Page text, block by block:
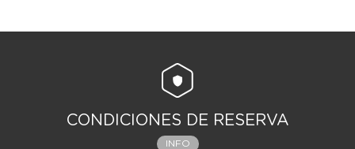
CONDICIONES DE RESERVA
INFO